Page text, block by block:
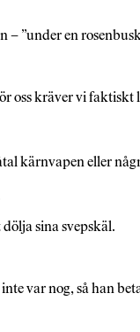
”under en
oss kräver vi
kärnvapen eller
sina svepskäl.
var nog, så han